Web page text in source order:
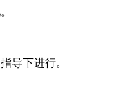
导下进行。